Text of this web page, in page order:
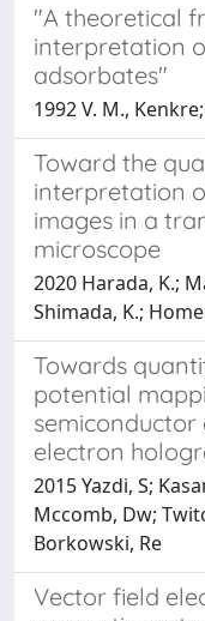
"A theoretical
interpretation
adsorbates"
1992 V. M.,
Toward the
interpretation
images in a
microscope
2020 Harada, K.;
Shimada, K.;
Towards
potential
semiconductor
electron
2015 Yazdi, S;
Mccomb, Dw;
Borkowski, Re
Vector field